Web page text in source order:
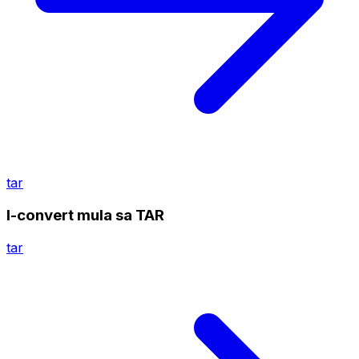
tar
I-convert mula sa TAR
tar